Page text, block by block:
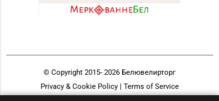
© Copyright 2015- 2026 Белювелирторг
Privacy & Cookie Policy | Terms of Service